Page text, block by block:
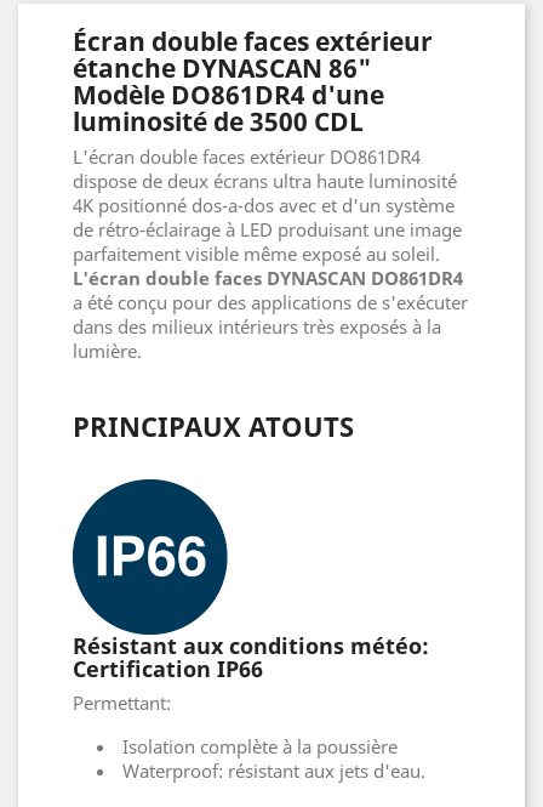
Écran double faces extérieur
étanche DYNASCAN 86"
Modèle DO861DR4 d'une
luminosité de 3500 CDL
L'écran double faces extérieur DO861DR4
dispose de deux écrans ultra haute luminosité
4K positionné dos-a-dos avec et d'un système
de rétro-éclairage à LED produisant une image
parfaitement visible même exposé au soleil.
L'écran double faces DYNASCAN DO861DR4
a été conçu pour des applications de s'exécuter
dans des milieux intérieurs très exposés à la
lumière.
PRINCIPAUX ATOUTS
Résistant aux conditions météo:
Certification IP66
Permettant:
Isolation complète à la poussière
Waterproof: résistant aux jets d'eau.